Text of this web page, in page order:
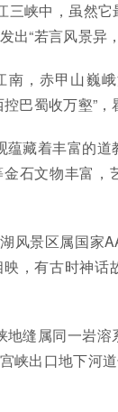
三峡中，虽然
“若言风景异
，赤甲山巍
巴蜀收万壑”，
藏着丰富的
石文物丰富
风景区属国家
，有古时神
缝属同一岩
峡出口地下河道